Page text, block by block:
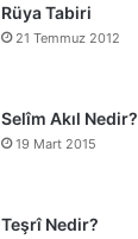
Rüya Tabiri
21 Temmuz 2012
Selîm Akıl Nedir?
19 Mart 2015
Teşrî Nedir?